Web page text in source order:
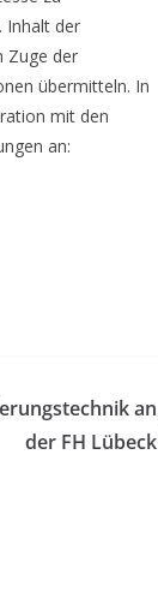
Inhalt der
Zuge der
übermitteln. In
mit den
an:
an
der FH Lübeck